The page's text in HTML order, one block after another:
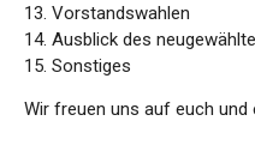
13. Vorstandswahlen
14. Ausblick des
15. Sonstiges
Wir freuen uns auf euch und